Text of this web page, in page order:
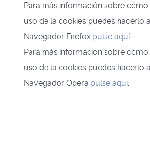
Para más información sobre
uso de la cookies puedes hacerlo
Navegador Firefox pulse aquí.
Para más información sobre
uso de la cookies puedes hacerlo
Navegador Opera pulse aquí.